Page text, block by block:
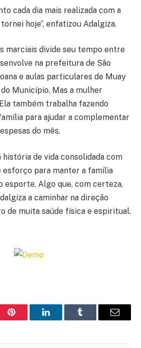
cada dia mais realizada com a
hoje”, enfatizou Adalgiza.
marciais divide seu tempo entre
na prefeitura de São
e aulas particulares de Muay
Município. Mas a mulher
também trabalha fazendo
para ajudar a complementar
do mês.
história de vida consolidada com
esforço para manter a família
esporte. Algo que, com certeza,
a caminhar na direção
de muita saúde física e espiritual.
Pinterest LinkedInTumblr Email